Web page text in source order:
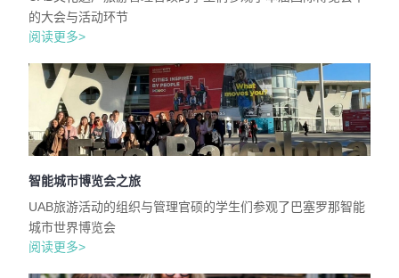
的大会与活动环节
阅读更多>
智能城市博览会之旅
UAB旅游活动的组织与管理官硕的学生们参观了巴塞罗那智能
城市世界博览会
阅读更多>